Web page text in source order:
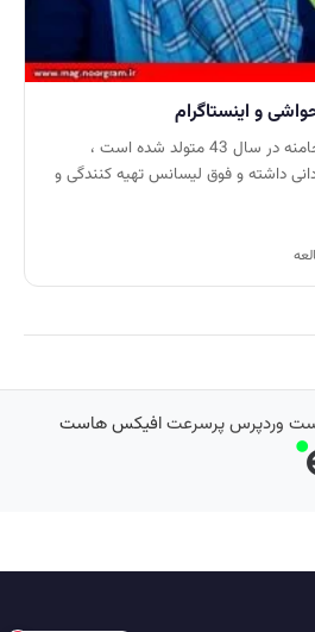
و اینستاگرام
بیوگرافی گیتی خامنه گیتی خامنه در سال 43 متولد شده است ،
داشته و فوق لیسانس تهیه کنندگی و
وردپرس پرسرعتافیکس هاست